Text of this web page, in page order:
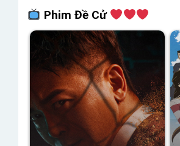
Phim Đề Cử